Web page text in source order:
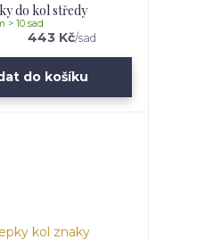
do kol středy
443 Kč/sad
> 10 sad
do košíku